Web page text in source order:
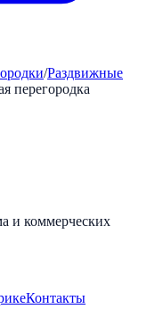
/Раздвижные
перегородка
и коммерческих
Контакты